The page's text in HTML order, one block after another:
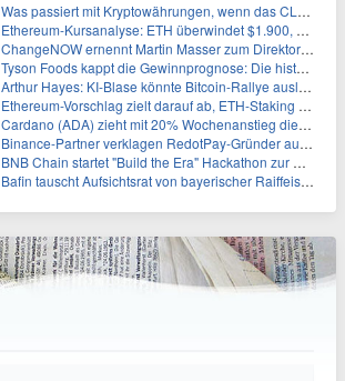
Was passiert mit Kryptowährungen, wenn das CLARITY-Gesetz diese Woche scheitert? Hougan erklärt
Ethereum-Kursanalyse: ETH überwindet $1.900, aber größere Herausforderungen stehen bevor
ChangeNOW ernennt Martin Masser zum Direktor für strategische Partnerschaften
Tyson Foods kappt die Gewinnprognose: Die historische Rinderkrise will einfach nicht enden
Arthur Hayes: KI-Blase könnte Bitcoin-Rallye auslösen
Ethereum-Vorschlag zielt darauf ab, ETH-Staking auf 50 % der Gesamtmenge zu begrenzen
Cardano (ADA) zieht mit 20% Wochenanstieg die Aufmerksamkeit der Händler auf sich
Binance-Partner verklagen RedotPay-Gründer auf fast $473 Millionen
BNB Chain startet "Build the Era" Hackathon zur Entwicklung des offiziellen BNB Agent Studio Marktplatzes
Bafin tauscht Aufsichtsrat von bayerischer Raiffeisenbank aus